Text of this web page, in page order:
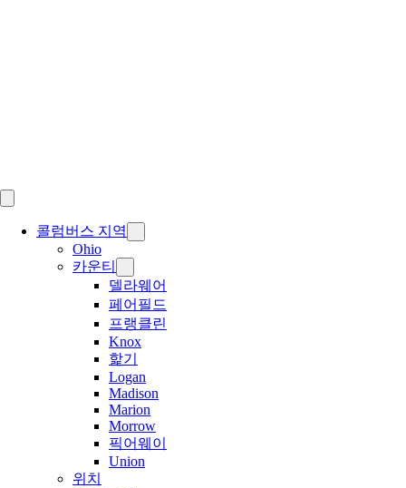
콜럼버스 지역
Ohio
카운티
델라웨어
페어필드
프랭클린
Knox
핥기
Logan
Madison
Marion
Morrow
픽어웨이
Union
위치